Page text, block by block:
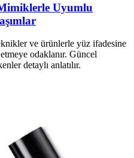
Uyumlu
ve ürünlerle yüz ifadesine
odaklanır. Güncel
detaylı anlatılır.